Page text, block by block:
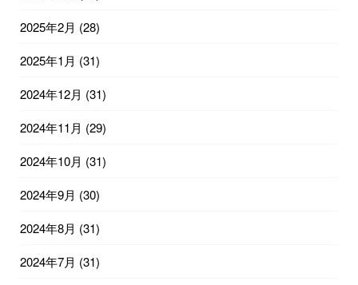
2025年2月 (28)
2025年1月 (31)
2024年12月 (31)
2024年11月 (29)
2024年10月 (31)
2024年9月 (30)
2024年8月 (31)
2024年7月 (31)